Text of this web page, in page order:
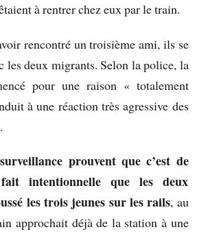
à rentrer chez eux par le train.
rencontré un troisième ami, ils se
les deux migrants. Selon la police, la
pour une raison « totalement
à une réaction très agressive des
prouvent que c’est de
intentionnelle que les deux
les trois jeunes sur les rails, au
approchait déjà de la station à une